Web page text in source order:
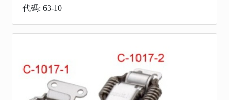
代碼: 63-10